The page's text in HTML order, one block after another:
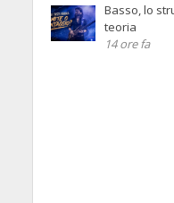
Basso, lo
teoria
14 ore fa